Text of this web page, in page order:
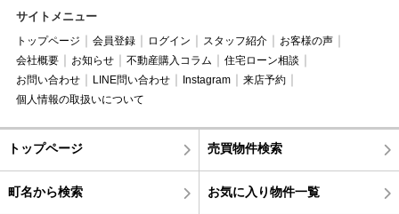
サイトメニュー
トップページ 会員登録 ログイン スタッフ紹介
お客様の声
会社概要
お知らせ 不動産購入コラム
住宅ローン相談
お問い合わせ
LINE問い合わせ Instagram
来店予約
個人情報の取扱いについて
トップページ 売買物件検索
町名から検索 お気に入り物件一覧